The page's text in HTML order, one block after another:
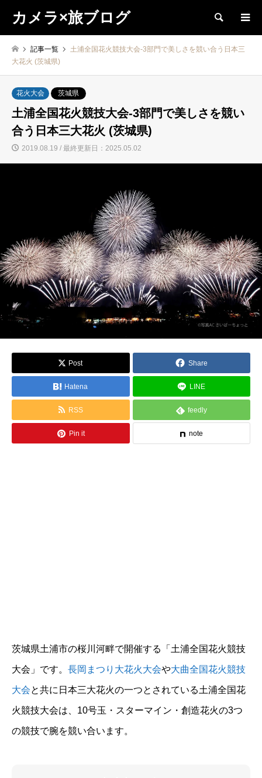
カメラ×旅ブログ 検索
記事一覧
土浦全国花火競技大会-3部門で美しさを競い合う日本三
大花火 (茨城県)
花火大会 茨城県
土浦全国花火競技大会-3部門で美しさを競い
合う日本三大花火 (茨城県)
2019.08.19 / 最終更新日：2025.05.02
Post Share
Hatena LINE
RSS feedly
Pin it note
茨城県土浦市の桜川河畔で開催する「土浦全国花火競技
大会」です。 長岡まつり大花火大会や大曲全国花火競技
大会と共に日本三大花火の一つとされている土浦全国花
火競技大会は、10号玉・スターマイン・創造花火の3つ
の競技で腕を競い合います。